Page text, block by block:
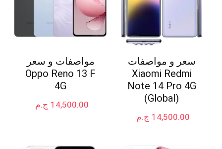
سعر و مواصفات
Xiaomi Redmi
Note 14 Pro 4G
(Global)
ج.م 14,500.00
مواصفات و سعر
Oppo Reno 13 F
4G
ج.م 14,500.00